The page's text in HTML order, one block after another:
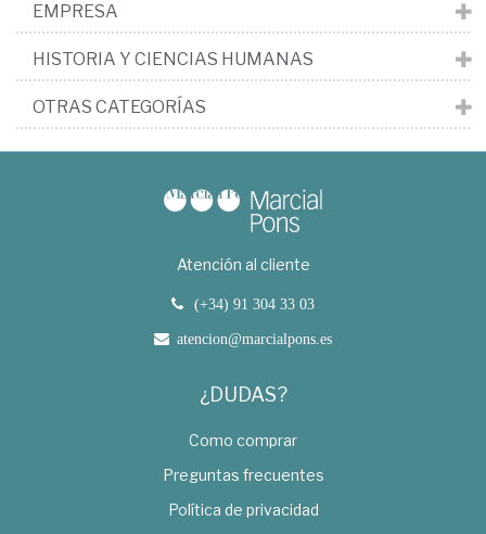
EMPRESA
HISTORIA Y CIENCIAS HUMANAS
OTRAS CATEGORÍAS
Atención al cliente
(+34) 91 304 33 03
atencion@marcialpons.es
¿DUDAS?
Como comprar
Preguntas frecuentes
Política de privacidad